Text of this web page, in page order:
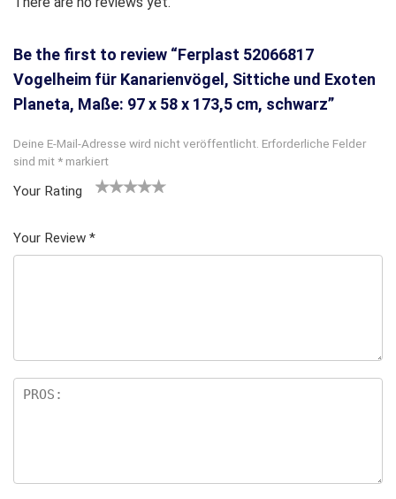
Be the first to review “Ferplast 52066817
Vogelheim für Kanarienvögel, Sittiche und Exoten
Planeta, Maße: 97 x 58 x 173,5 cm, schwarz”
Deine E-Mail-Adresse wird nicht veröffentlicht. Erforderliche Felder
sind mit * markiert
Your Rating
o
rn
5 St
nen
n
Your Review *